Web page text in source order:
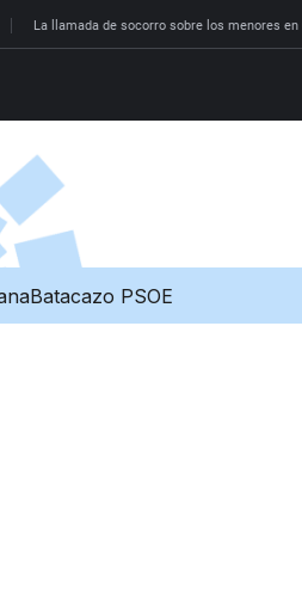
La llamada de socorro sobre los menores